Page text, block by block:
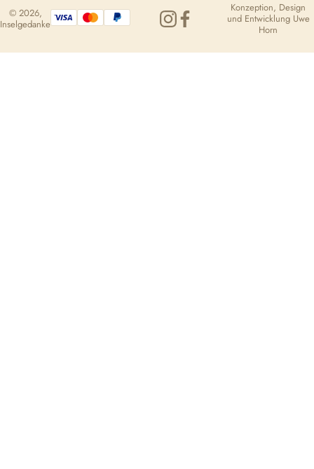
© 2026,
Inselgedanke
Konzeption, Design
und Entwicklung Uwe
Horn